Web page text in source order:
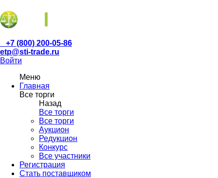
+7 (800) 200-05-86
etp@sti-trade.ru
Войти
Меню
Главная
Все торги
Назад
Все торги
Все торги
Аукцион
Редукцион
Конкурс
Все участники
Регистрация
Стать поставщиком